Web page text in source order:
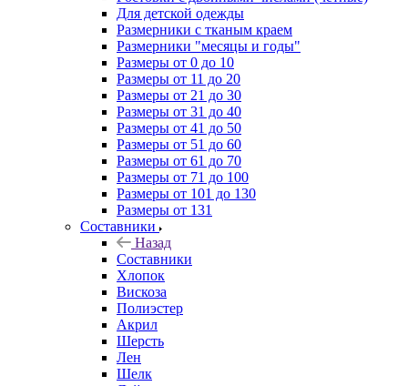
Для детской одежды
Размерники с тканым краем
Размерники "месяцы и годы"
Размеры от 0 до 10
Размеры от 11 до 20
Размеры от 21 до 30
Размеры от 31 до 40
Размеры от 41 до 50
Размеры от 51 до 60
Размеры от 61 до 70
Размеры от 71 до 100
Размеры от 101 до 130
Размеры от 131
Составники
Назад
Составники
Хлопок
Вискоза
Полиэстер
Акрил
Шерсть
Лен
Шелк